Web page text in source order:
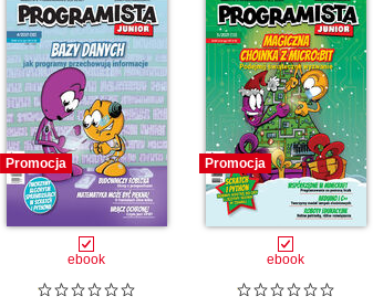
Promocja
ebook
Promocja
ebook